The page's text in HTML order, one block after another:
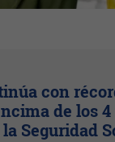
con
de los
Seguridad